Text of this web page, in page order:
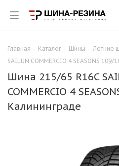
Главная - Каталог - Шины - Летние
SAILUN COMMERCIO 4 SEASONS 109/
Шина 215/65 R16C
COMMERCIO 4
Калининграде